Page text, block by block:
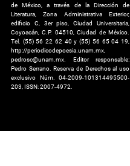
de México, a través de la Dirección de
Literatura, Zona Administrativa Exterior,
edificio C, 3er piso, Ciudad Universitaria,
Coyoacán, C.P. 04510, Ciudad de México.
Tel. (55) 56 22 62 40 y (55) 56 65 04 19,
http://periodicodepoesia.unam.mx,
pedrosc@unam.mx. Editor responsable:
Pedro Serrano. Reserva de Derechos al uso
exclusivo Núm. 04-2009-101314495500-
203, ISSN: 2007-4972.